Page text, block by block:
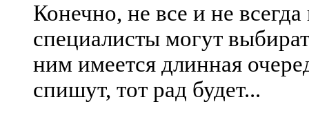
Конечно, не все и не
специалисты могут
ним имеется длинная
спишут, тот рад будет...